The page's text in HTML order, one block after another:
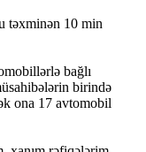
təxminən 10 min
bağlı
birində
ona 17 avtomobil